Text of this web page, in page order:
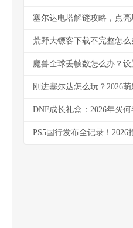
塞尔达电塔解谜攻略，点
荒野大镖客下载不完整怎
魔兽全球丢帧数怎么办？
刚进塞尔达怎么玩？2026
DNF成长礼盒：2026年买何
PS5国行发布全记录！2026